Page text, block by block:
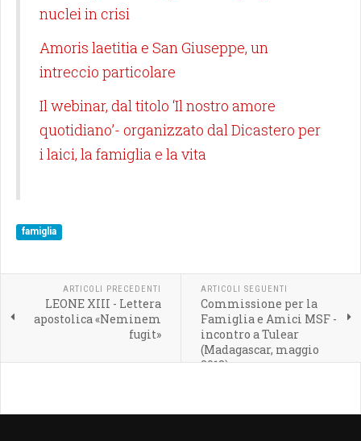
nuclei in crisi
Amoris laetitia e San Giuseppe, un
intreccio particolare
Il webinar, dal titolo ‘Il nostro amore
quotidiano’- organizzato dal Dicastero per
i laici, la famiglia e la vita
famiglia
ARTICOLI PRECEDENTI
LEONE XIII - Lettera
apostolica «Neminem
fugit»
ARTICOLI SEGUENTI
Commissione per la
Famiglia e Amici MSF -
incontro a Tulear
(Madagascar, maggio
2018)